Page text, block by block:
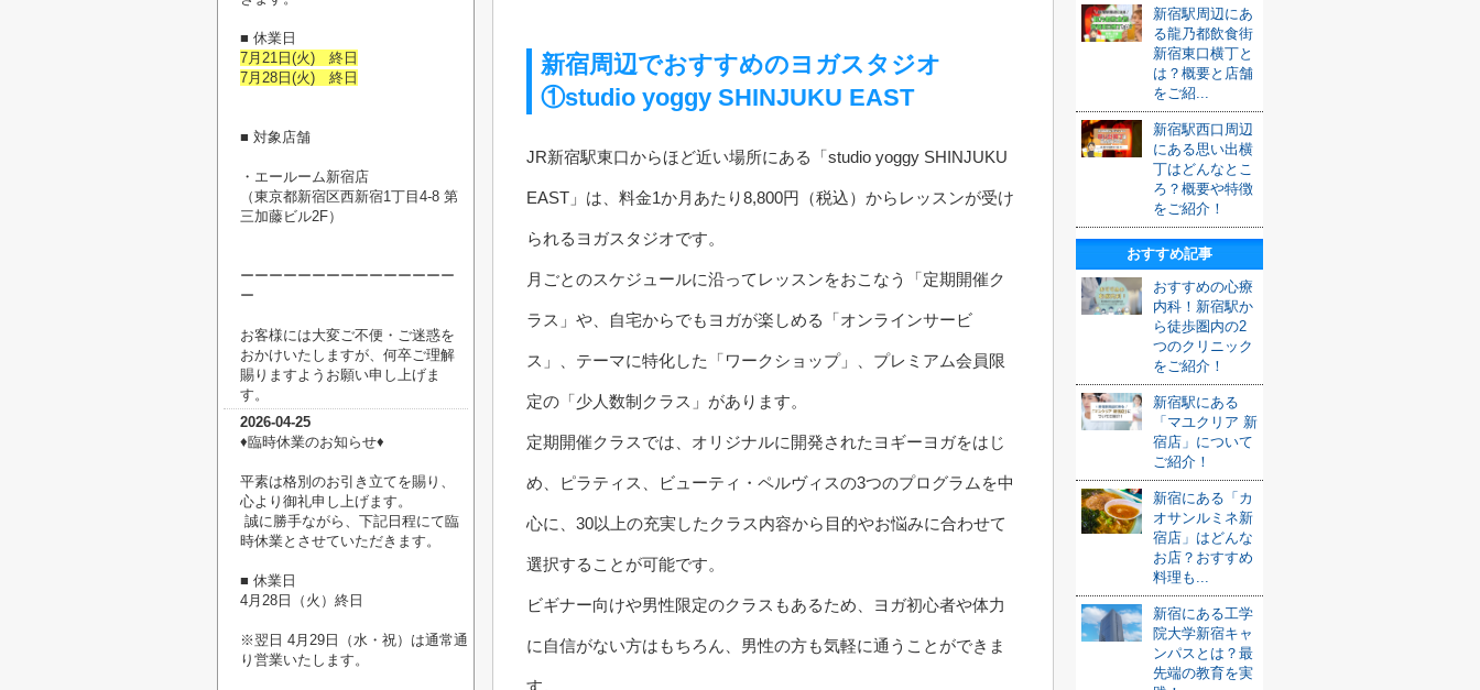
新宿周辺でおすすめのヨガスタジオ
①studio yoggy SHINJUKU EAST
JR新宿駅東口からほど近い場所にある「studio yoggy SHINJUKU
EAST」は、料金1か月あたり8,800円（税込）からレッスンが受け
られるヨガスタジオです。
月ごとのスケジュールに沿ってレッスンをおこなう「定期開催ク
ラス」や、自宅からでもヨガが楽しめる「オンラインサービ
ス」、テーマに特化した「ワークショップ」、プレミアム会員限
定の「少人数制クラス」があります。
定期開催クラスでは、オリジナルに開発されたヨギーヨガをはじ
め、ピラティス、ビューティ・ペルヴィスの3つのプログラムを中
心に、30以上の充実したクラス内容から目的やお悩みに合わせて
選択することが可能です。
ビギナー向けや男性限定のクラスもあるため、ヨガ初心者や体力
に自信がない方はもちろん、男性の方も気軽に通うことができま
新宿駅周辺にあ
る龍乃都飲食街
新宿東口横丁と
は？概要と店舗
をご紹...
新宿駅西口周辺
にある思い出横
丁はどんなとこ
ろ？概要や特徴
をご紹介！
おすすめ記事
おすすめの心療
内科！新宿駅か
ら徒歩圏内の2
つのクリニック
をご紹介！
新宿駅にある
「マユクリア 新
宿店」について
ご紹介！
新宿にある「カ
オサンルミネ新
宿店」はどんな
お店？おすすめ
料理も...
新宿にある工学
院大学新宿キャ
ンパスとは？最
先端の教育を実
■ 休業日
7月21日(火) 終日
7月28日(火) 終日
■ 対象店舗
・エールーム新宿店
（東京都新宿区西新宿1丁目4-8 第
三加藤ビル2F）
ーーーーーーーーーーーーーーー
ー
お客様には大変ご不便・ご迷惑を
おかけいたしますが、何卒ご理解
賜りますようお願い申し上げま
す。
2026-04-25
♦臨時休業のお知らせ♦
平素は格別のお引き立てを賜り、
心より御礼申し上げます。
誠に勝手ながら、下記日程にて臨
時休業とさせていただきます。
■ 休業日
4月28日（火）終日
※翌日 4月29日（水・祝）は通常通
り営業いたします。